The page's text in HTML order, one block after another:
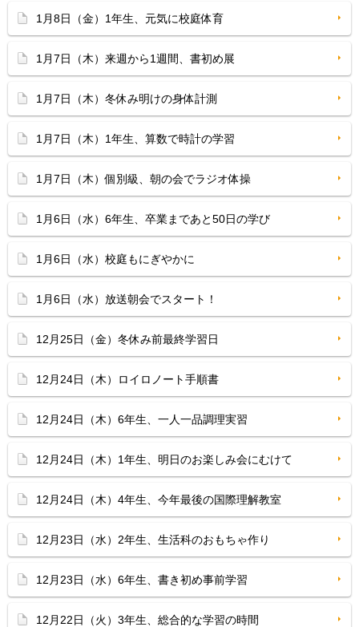
1月8日（金）1年生、元気に校庭体育
1月7日（木）来週から1週間、書初め展
1月7日（木）冬休み明けの身体計測
1月7日（木）1年生、算数で時計の学習
1月7日（木）個別級、朝の会でラジオ体操
1月6日（水）6年生、卒業まであと50日の学び
1月6日（水）校庭もにぎやかに
1月6日（水）放送朝会でスタート！
12月25日（金）冬休み前最終学習日
12月24日（木）ロイロノート手順書
12月24日（木）6年生、一人一品調理実習
12月24日（木）1年生、明日のお楽しみ会にむけて
12月24日（木）4年生、今年最後の国際理解教室
12月23日（水）2年生、生活科のおもちゃ作り
12月23日（水）6年生、書き初め事前学習
12月22日（火）3年生、総合的な学習の時間